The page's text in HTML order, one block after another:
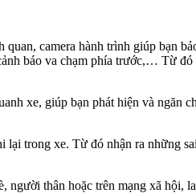
camera hành trình giúp bạn
báo va chạm phía trước,… Từ
xe, giúp bạn phát hiện và ngăn
trong xe. Từ đó nhận ra những
thân hoặc trên mạng xã hội,